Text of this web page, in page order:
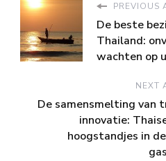
PREVIOUS
De beste
Thailand:
wachten op u
NEXT
De samensmelting van
innovatie:
hoogstandjes in